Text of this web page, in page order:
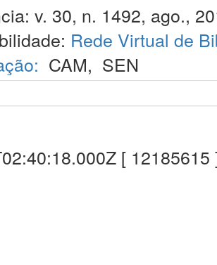
v. 30, n. 1492, ago.,
Rede Virtual de
CAM, SEN
[ 12185615